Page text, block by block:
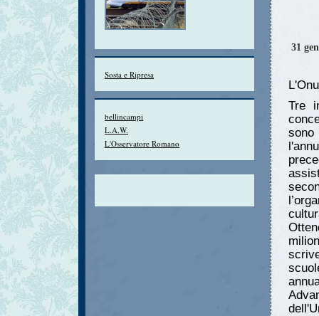
31
Tre
Sosta e Ripresa
bellincampi
L.A.W.
L'Osservatore Romano